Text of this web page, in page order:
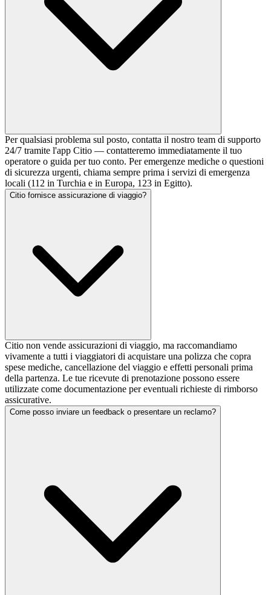
Per qualsiasi problema sul posto, contatta il nostro team di supporto
24/7 tramite l'app Citio — contatteremo immediatamente il tuo
operatore o guida per tuo conto. Per emergenze mediche o questioni
di sicurezza urgenti, chiama sempre prima i servizi di emergenza
locali (112 in Turchia e in Europa, 123 in Egitto).
Citio fornisce assicurazione di viaggio?
Citio non vende assicurazioni di viaggio, ma raccomandiamo
vivamente a tutti i viaggiatori di acquistare una polizza che copra
spese mediche, cancellazione del viaggio e effetti personali prima
della partenza. Le tue ricevute di prenotazione possono essere
utilizzate come documentazione per eventuali richieste di rimborso
assicurative.
Come posso inviare un feedback o presentare un reclamo?